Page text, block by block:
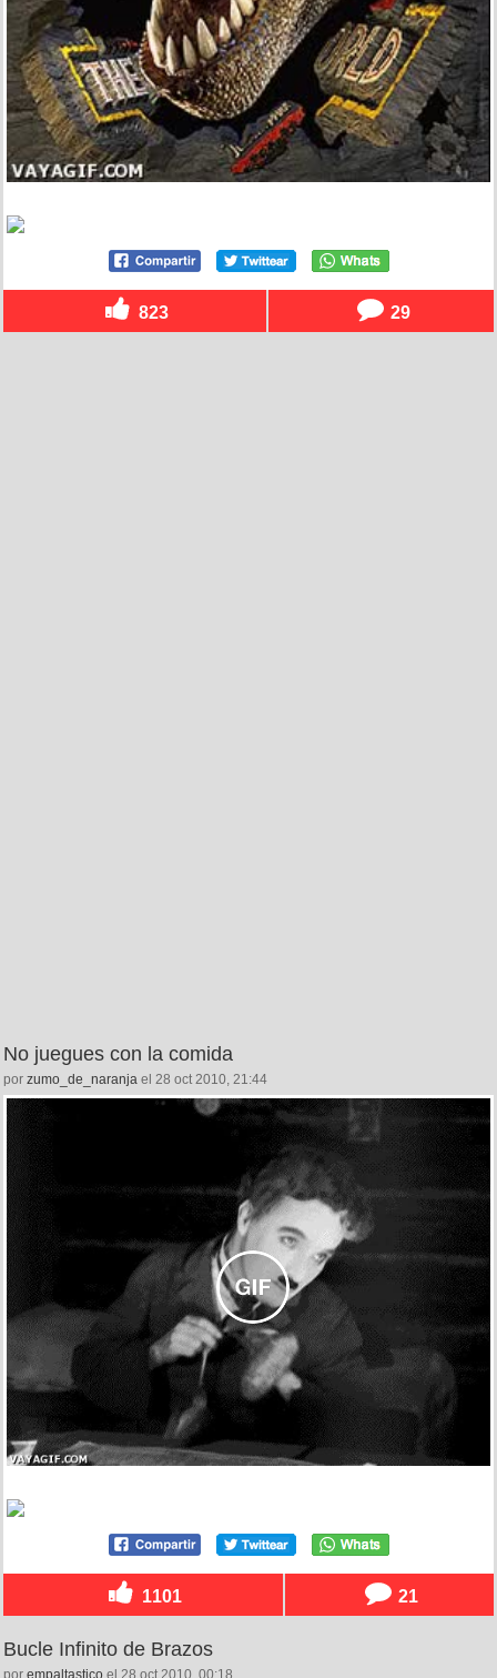
823 29
No juegues con la comida
por zumo_de_naranja el 28 oct 2010, 21:44
1101 21
Bucle Infinito de Brazos